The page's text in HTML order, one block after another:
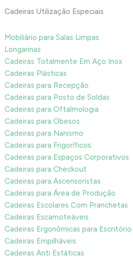
Cadeiras Utilização Especiais
Mobiliário para Salas Limpas
Longarinas
Cadeiras Totalmente Em Aço Inox
Cadeiras Plásticas
Cadeiras para Recepção
Cadeiras para Posto de Soldas
Cadeiras para Oftalmologia
Cadeiras para Obesos
Cadeiras para Nanismo
Cadeiras para Frigoríficos
Cadeiras para Espaços Corporativos
Cadeiras para Checkout
Cadeiras para Ascensoristas
Cadeiras para Área de Produção
Cadeiras Escolares Com Pranchetas
Cadeiras Escamoteáveis
Cadeiras Ergonômicas para Escritório
Cadeiras Empilháveis
Cadeiras Anti Estáticas